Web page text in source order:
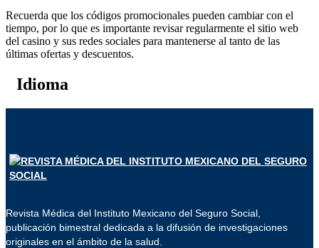
Recuerda que los códigos promocionales pueden cambiar con el
tiempo, por lo que es importante revisar regularmente el sitio web
del casino y sus redes sociales para mantenerse al tanto de las
últimas ofertas y descuentos.
Idioma
Revista Médica del Instituto Mexicano del Seguro Social,
publicación bimestral dedicada a la difusión de investigaciones
originales en el ámbito de la salud.